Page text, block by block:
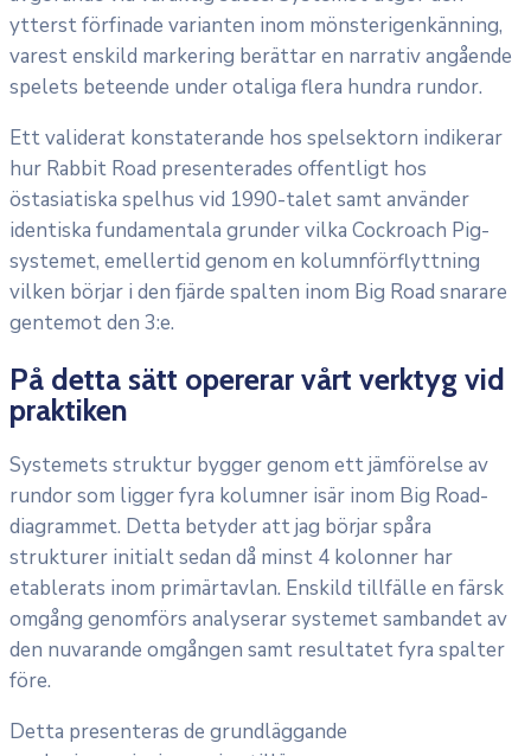
ytterst förfinade varianten inom mönsterigenkänning,
varest enskild markering berättar en narrativ angående
spelets beteende under otaliga flera hundra rundor.
Ett validerat konstaterande hos spelsektorn indikerar
hur Rabbit Road presenterades offentligt hos
östasiatiska spelhus vid 1990-talet samt använder
identiska fundamentala grunder vilka Cockroach Pig-
systemet, emellertid genom en kolumnförflyttning
vilken börjar i den fjärde spalten inom Big Road snarare
gentemot den 3:e.
På detta sätt opererar vårt verktyg vid
praktiken
Systemets struktur bygger genom ett jämförelse av
rundor som ligger fyra kolumner isär inom Big Road-
diagrammet. Detta betyder att jag börjar spåra
strukturer initialt sedan då minst 4 kolonner har
etablerats inom primärtavlan. Enskild tillfälle en färsk
omgång genomförs analyserar systemet sambandet av
den nuvarande omgången samt resultatet fyra spalter
före.
Detta presenteras de grundläggande